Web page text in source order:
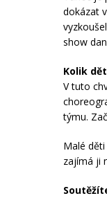
dokázat
show
Kolik
V tuto
týmu.
Malé
zajímá ji